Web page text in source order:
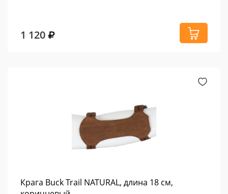
1 120
Крага Buck Trail NATURAL, длина 18 см,